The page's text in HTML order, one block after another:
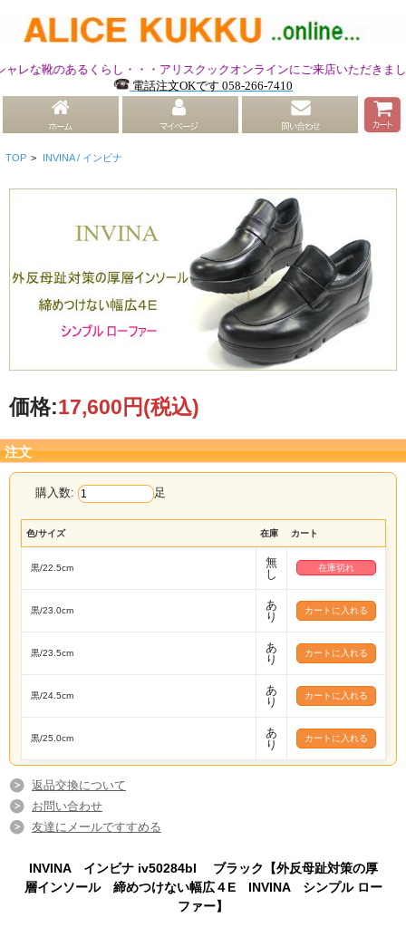
るくらし・・・アリスクックオンラインにご来店いただきまして有難う
電話注文OKです 058-266-7410
TOP > INVINA / インビナ
価格:17,600円(税込)
注文
購入数: 足
色/サイズ 在庫 カート
黒/22.5cm
無
し
在庫切れ
黒/23.0cm
あ
り
黒/23.5cm
あ
り
黒/24.5cm
あ
り
黒/25.0cm
あ
り
返品交換について
お問い合わせ
友達にメールですすめる
INVINA インビナ iv50284bl ブラック【外反母趾対策の厚
層インソール 締めつけない幅広４E INVINA シンプル ロー
ファー】